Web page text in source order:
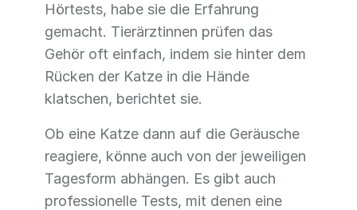
Hörtests, habe sie die Erfahrung
gemacht. Tierärztinnen prüfen das
Gehör oft einfach, indem sie hinter dem
Rücken der Katze in die Hände
klatschen, berichtet sie.
Ob eine Katze dann auf die Geräusche
reagiere, könne auch von der jeweiligen
Tagesform abhängen. Es gibt auch
professionelle Tests, mit denen eine